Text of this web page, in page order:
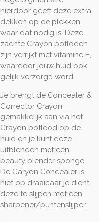
hierdoor geeft deze extra
dekken op de plekken
waar dat nodig is. Deze
zachte Crayon potloden
zijn verrijkt met vitamine E,
waardoor jouw huid ook
gelijk verzorgd word.
Je brengt de Concealer &
Corrector Crayon
gemakkelijk aan via het
Crayon potlood op de
huid en je kunt deze
uitblenden met een
beauty blender sponge.
De Caryon Concealer is
niet op draaibaar je dient
deze te slijpen met een
sharpener/puntenslijper.